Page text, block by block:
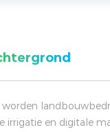
irrigatie en digitale